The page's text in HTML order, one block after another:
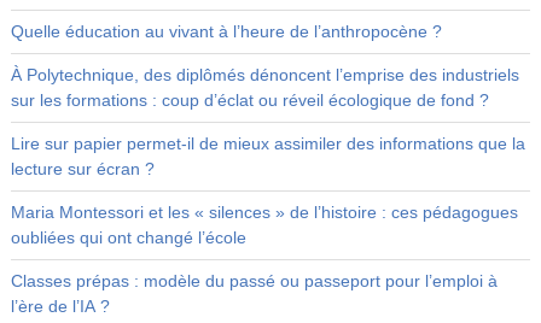
Quelle éducation au vivant à l’heure de l’anthropocène ?
À Polytechnique, des diplômés dénoncent l’emprise des industriels
sur les formations : coup d’éclat ou réveil écologique de fond ?
Lire sur papier permet-il de mieux assimiler des informations que la
lecture sur écran ?
Maria Montessori et les « silences » de l’histoire : ces pédagogues
oubliées qui ont changé l’école
Classes prépas : modèle du passé ou passeport pour l’emploi à
l’ère de l’IA ?